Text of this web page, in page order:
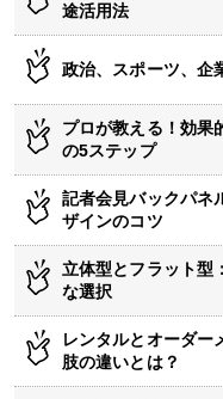
途活用法
政治、スポーツ、企
プロが教える！効果
の5ステップ
記者会見バックパネ
ザインのコツ
立体型とフラット型
な選択
レンタルとオーダー
肢の違いとは？